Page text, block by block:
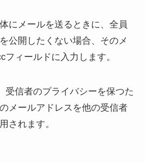
にメールを送るときに、全員
公開したくない場合、そのメ
フィールドに入力します。
受信者のプライバシーを保つた
メールアドレスを他の受信者
されます。